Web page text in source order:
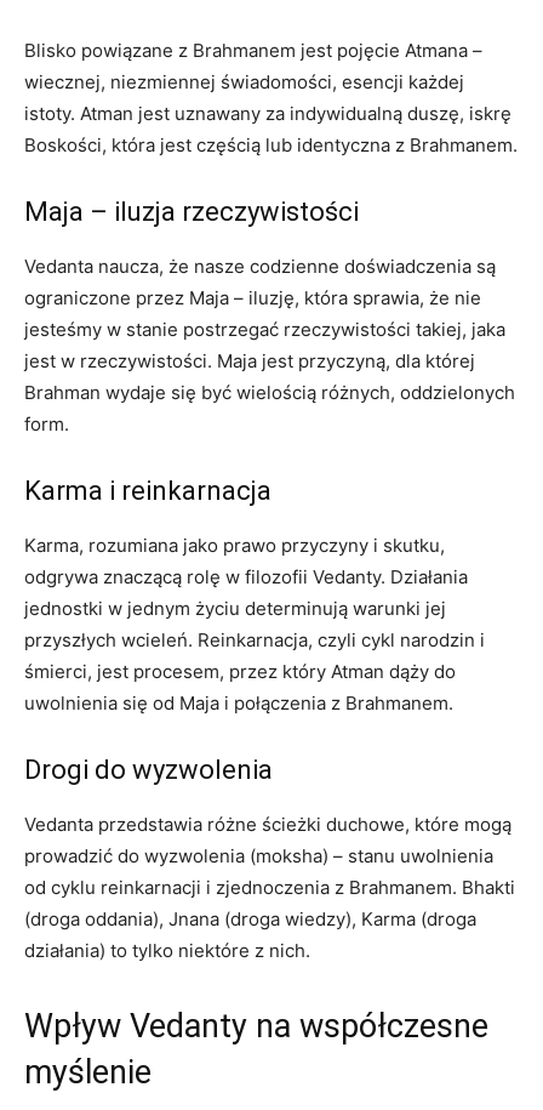
Blisko powiązane z Brahmanem jest pojęcie Atmana –
wiecznej, niezmiennej świadomości, esencji każdej
istoty. Atman jest uznawany za indywidualną duszę, iskrę
Boskości, która jest częścią lub identyczna z Brahmanem.
Maja – iluzja rzeczywistości
Vedanta naucza, że nasze codzienne doświadczenia są
ograniczone przez Maja – iluzję, która sprawia, że nie
jesteśmy w stanie postrzegać rzeczywistości takiej, jaka
jest w rzeczywistości. Maja jest przyczyną, dla której
Brahman wydaje się być wielością różnych, oddzielonych
form.
Karma i reinkarnacja
Karma, rozumiana jako prawo przyczyny i skutku,
odgrywa znaczącą rolę w filozofii Vedanty. Działania
jednostki w jednym życiu determinują warunki jej
przyszłych wcieleń. Reinkarnacja, czyli cykl narodzin i
śmierci, jest procesem, przez który Atman dąży do
uwolnienia się od Maja i połączenia z Brahmanem.
Drogi do wyzwolenia
Vedanta przedstawia różne ścieżki duchowe, które mogą
prowadzić do wyzwolenia (moksha) – stanu uwolnienia
od cyklu reinkarnacji i zjednoczenia z Brahmanem. Bhakti
(droga oddania), Jnana (droga wiedzy), Karma (droga
działania) to tylko niektóre z nich.
Wpływ Vedanty na współczesne
myślenie